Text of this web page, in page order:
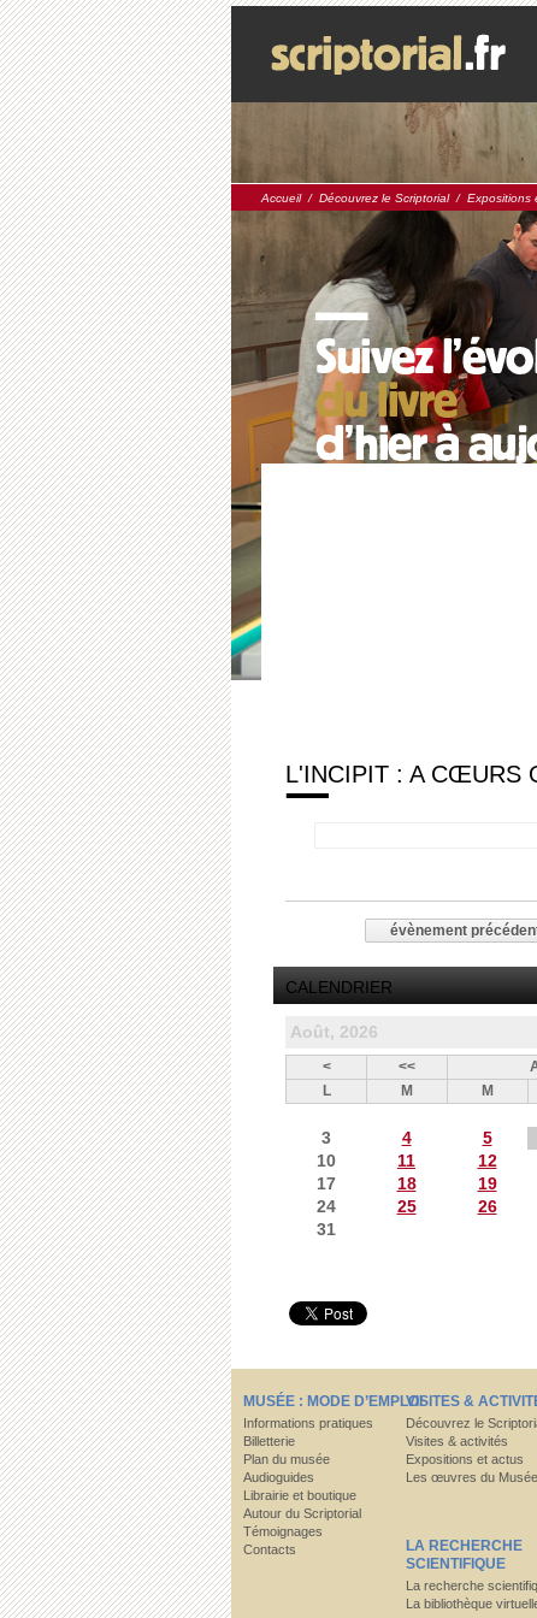
Accueil/ Découvrez le Scriptorial/ Expositions
L'INCIPIT : A CŒURS
évènement
CALENDRIER
Août, 2026
< <<
L
M M
3
4 5
10
11 12
17
18 19
24
25 26
31
MUSÉE : MODE D’EMPLOI
Informations pratiques
Billetterie
Plan du musée
Audioguides
Librairie et boutique
Autour du Scriptorial
Témoignages
Contacts
VISITES &
Découvrez le
Visites & activités
Expositions et actus
Les œuvres du Musée
LA RECHERCHE
SCIENTIFIQUE
La recherche
La bibliothèque